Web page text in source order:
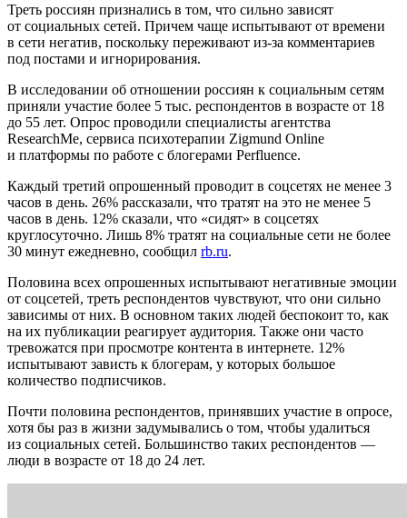
Треть россиян признались в том, что сильно зависят
от социальных сетей. Причем чаще испытывают от времени
в сети негатив, поскольку переживают из-за комментариев
под постами и игнорирования.
В исследовании об отношении россиян к социальным сетям
приняли участие более 5 тыс. респондентов в возрасте от 18
до 55 лет. Опрос проводили специалисты агентства
ResearchMe, сервиса психотерапии Zigmund Online
и платформы по работе с блогерами Perfluence.
Каждый третий опрошенный проводит в соцсетях не менее 3
часов в день. 26% рассказали, что тратят на это не менее 5
часов в день. 12% сказали, что «сидят» в соцсетях
круглосуточно. Лишь 8% тратят на социальные сети не более
30 минут ежедневно, сообщил rb.ru.
Половина всех опрошенных испытывают негативные эмоции
от соцсетей, треть респондентов чувствуют, что они сильно
зависимы от них. В основном таких людей беспокоит то, как
на их публикации реагирует аудитория. Также они часто
тревожатся при просмотре контента в интернете. 12%
испытывают зависть к блогерам, у которых большое
количество подписчиков.
Почти половина респондентов, принявших участие в опросе,
хотя бы раз в жизни задумывались о том, чтобы удалиться
из социальных сетей. Большинство таких респондентов —
люди в возрасте от 18 до 24 лет.